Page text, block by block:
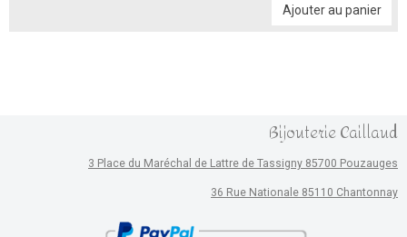
Ajouter au panier
Bijouterie Caillaud
3 Place du Maréchal de Lattre de Tassigny 85700 Pouzauges
36 Rue Nationale 85110 Chantonnay